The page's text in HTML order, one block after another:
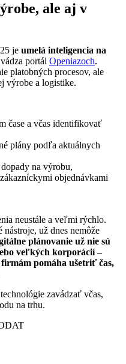
ale aj v
je umelá inteligencia na
portál Openiazoch.
platobných procesov, ale
výrobe a logistike.
čase a včas identifikovať
plány podľa aktuálnych
na výrobu,
objednávkami
neustále a veľmi rýchlo.
už dnes nemôže
plánovanie už nie sú
veľkých korporácií –
pomáha ušetriť čas,
zavádzať včas,
na trhu.